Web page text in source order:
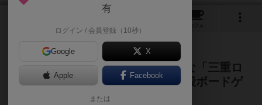
カフェ
グラナダの丘に栄光あれ。画期的な「三重ロ
ンデル」搭載の、アルハンブラ宮殿ボードゲ
有
ログイン / 会員登録（10秒）
Google X
Apple Facebook
または